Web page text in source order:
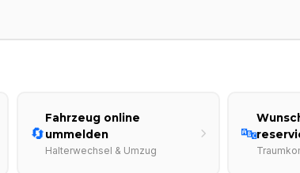
🔄
Fahrzeug online
ummelden
Halterwechsel & Umzug
🔤